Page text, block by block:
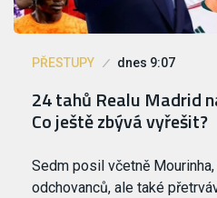
PŘESTUPY dnes 9:07
24 tahů Realu Madrid
Co ještě zbývá vyřešit?
Sedm posil včetně
odchovanců, ale také